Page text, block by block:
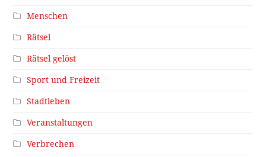
Menschen
Rätsel
Rätsel gelöst
Sport und Freizeit
Stadtleben
Veranstaltungen
Verbrechen